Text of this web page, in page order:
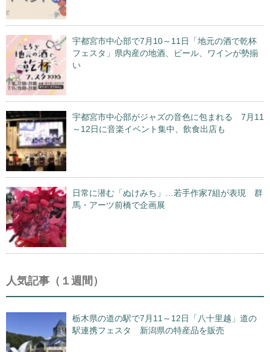
宇都宮市中心部で7月10～11日「地元の酒で乾杯
フェスタ」県内産の地酒、ビール、ワインが勢揃
い
宇都宮市中心部がジャズの音色に包まれる 7月11
～12日に音楽イベント集中、飲食出店も
日常に潜む「ぬけみち」…若手作家7組が表現 群
馬・アーツ前橋で企画展
人気記事（１週間）
栃木県の道の駅で7月11～12日「八十里越」道の
駅連携フェスタ 新潟県の特産品を販売